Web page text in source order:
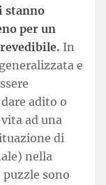
stanno
per un
In
e
adito o
ad una
di
nella
sono